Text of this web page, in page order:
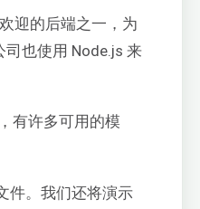
迎的后端之一，为
司也使用 Node.js 来
有许多可用的模
件。我们还将演示